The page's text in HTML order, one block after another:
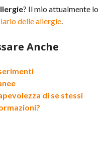
? Il mio attualmente lo
delle allergie.
Anche
di se stessi